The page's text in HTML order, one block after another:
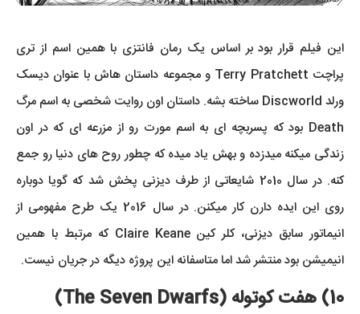
این فیلم قرار بود بر اساس یک رمان فانتزی با همین اسم از تری
پراچت Terry Pratchett و مجموعه داستان هاش با عنوان دیسک
ورلد Discworld ساخته بشه. داستان اون روایت شخصی به اسم مرگ
Death بود که پسربچه ای به اسم مورت رو از مزرعه ای که در اون
زندگی میکنه میدزده و بهش یاد میده که چطور روح های دنیا رو جمع
کنه. در سال 2010 شایعاتی از طرف دیزنی پخش شد که گویا دوباره
روی این ایده دارن کار میکنن. در سال 2016 یک طرح مفهومی از
انیماتور سابق دیزنی، کلر کین Claire Keane که مرتبط با همین
انیمیشن بود منتشر شد اما متاسفانه این پروژه دیگه در جریان نیست.
10) هفت کوتوله (The Seven Dwarfs)